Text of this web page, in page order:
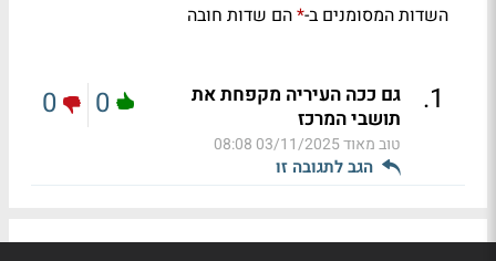
השדות המסומנים ב-*הם שדות חובה
1
.
גם ככה העיריה מקפחת את
תושבי המרכז
טוב מאוד03/11/2025 08:08
הגב לתגובה זו
0
0